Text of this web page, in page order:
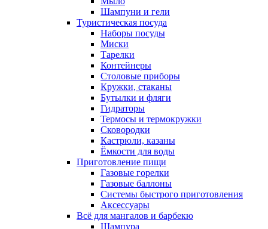
Шампуни и гели
Туристическая посуда
Наборы посуды
Миски
Тарелки
Контейнеры
Столовые приборы
Кружки, стаканы
Бутылки и фляги
Гидраторы
Термосы и термокружки
Сковородки
Кастрюли, казаны
Ёмкости для воды
Приготовление пищи
Газовые горелки
Газовые баллоны
Системы быстрого приготовления
Аксессуары
Всё для мангалов и барбекю
Шампура